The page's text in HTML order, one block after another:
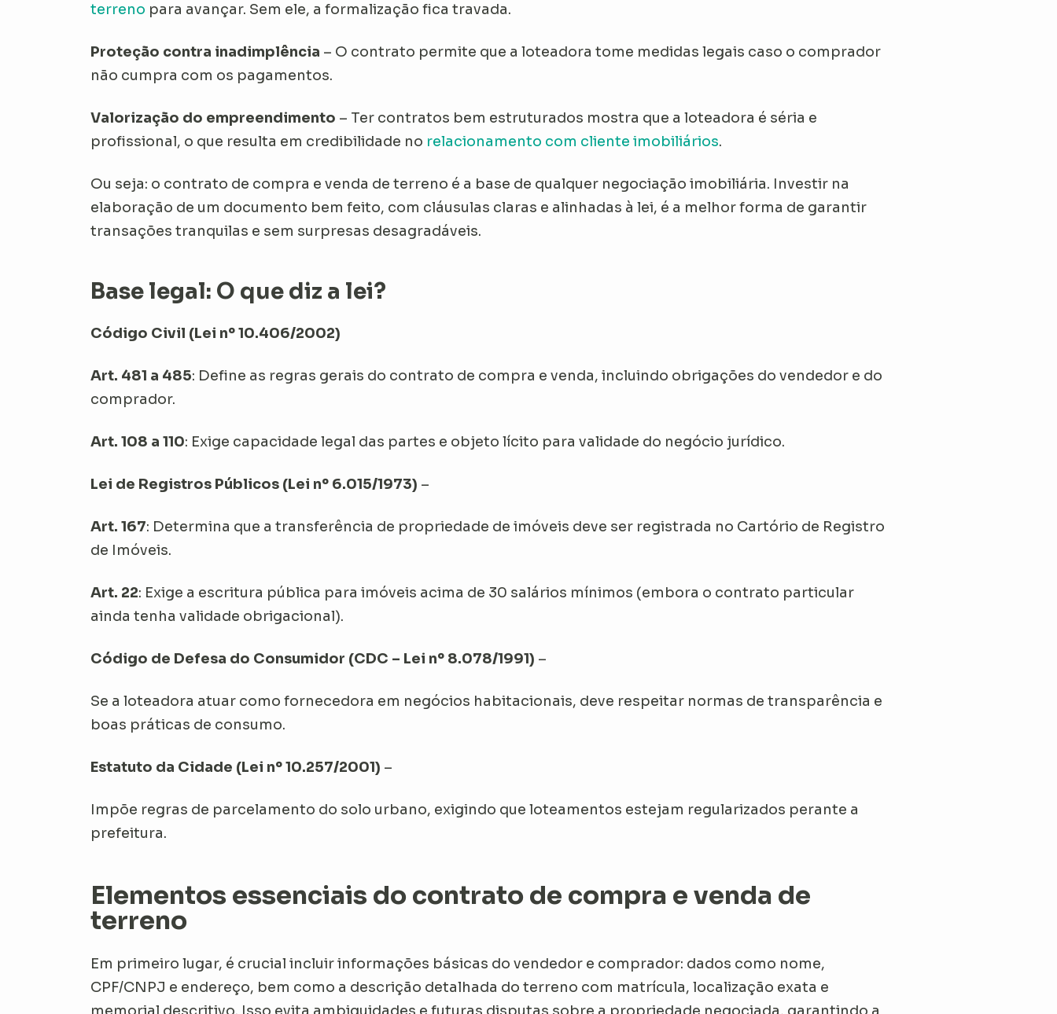
terreno para avançar. Sem ele, a formalização fica travada.
Proteção contra inadimplência – O contrato permite que a loteadora tome medidas legais caso o comprador
não cumpra com os pagamentos.
Valorização do empreendimento – Ter contratos bem estruturados mostra que a loteadora é séria e
profissional, o que resulta em credibilidade no relacionamento com cliente imobiliários.
Ou seja: o contrato de compra e venda de terreno é a base de qualquer negociação imobiliária. Investir na
elaboração de um documento bem feito, com cláusulas claras e alinhadas à lei, é a melhor forma de garantir
transações tranquilas e sem surpresas desagradáveis.
Base legal: O que diz a lei?
Código Civil (Lei nº 10.406/2002)
Art. 481 a 485: Define as regras gerais do contrato de compra e venda, incluindo obrigações do vendedor e do
comprador.
Art. 108 a 110: Exige capacidade legal das partes e objeto lícito para validade do negócio jurídico.
Lei de Registros Públicos (Lei nº 6.015/1973) –
Art. 167: Determina que a transferência de propriedade de imóveis deve ser registrada no Cartório de Registro
de Imóveis.
Art. 22: Exige a escritura pública para imóveis acima de 30 salários mínimos (embora o contrato particular
ainda tenha validade obrigacional).
Código de Defesa do Consumidor (CDC – Lei nº 8.078/1991) –
Se a loteadora atuar como fornecedora em negócios habitacionais, deve respeitar normas de transparência e
boas práticas de consumo.
Estatuto da Cidade (Lei nº 10.257/2001) –
Impõe regras de parcelamento do solo urbano, exigindo que loteamentos estejam regularizados perante a
prefeitura.
Elementos essenciais do contrato de compra e venda de
terreno
Em primeiro lugar, é crucial incluir informações básicas do vendedor e comprador: dados como nome,
CPF/CNPJ e endereço, bem como a descrição detalhada do terreno com matrícula, localização exata e